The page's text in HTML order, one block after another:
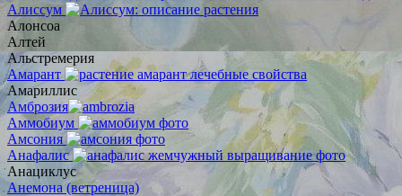
Алиссум
Алонсоа
Алтей
Альстремерия
Амарант
Амариллис
Амброзия
Аммобиум
Амсония
Анафалис
Анациклус
Анемона (ветреница)